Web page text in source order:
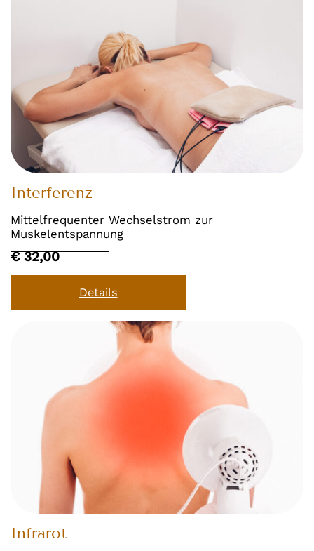
Interferenz
Mittelfrequenter Wechselstrom zur
Muskelentspannung
€ 32,00
Details
Infrarot